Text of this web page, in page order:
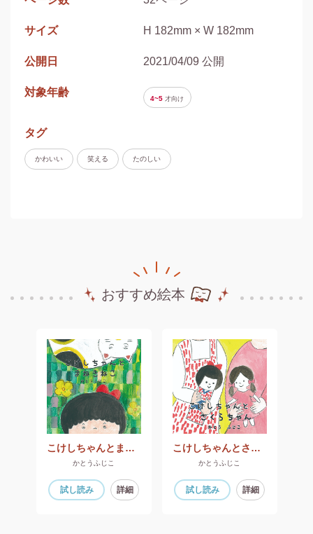
サイズ H 182mm × W 182mm
公開日 2021/04/09 公開
対象年齢
4~5 才向け
タグ
かわいい 笑える たのしい
おすすめ絵本
こけしちゃんとまねきねこ
かとうふじこ
試し読み 詳細
こけしちゃんとさくらちゃん
かとうふじこ
試し読み 詳細